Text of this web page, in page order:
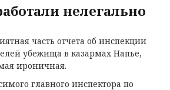
нелегально
часть отчета об инспекции
убежища в казармах Напье,
ироничная.
главного инспектора по